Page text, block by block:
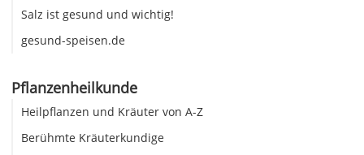
Salz ist gesund und wichtig!
gesund-speisen.de
Pflanzenheilkunde
Heilpflanzen und Kräuter von A-Z
Berühmte Kräuterkundige